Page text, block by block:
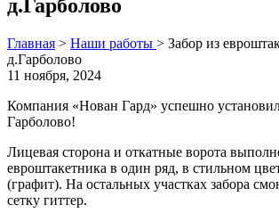
д.Гарболово
Главная > Наши работы > Забор из
д.Гарболово
11 ноября, 2024
Компания «Нован Гард» успешно
Гарболово!
Лицевая сторона и откатные ворота
евроштакетника в один ряд, в стильном
(графит). На остальных участках забора
сетку гиттер.